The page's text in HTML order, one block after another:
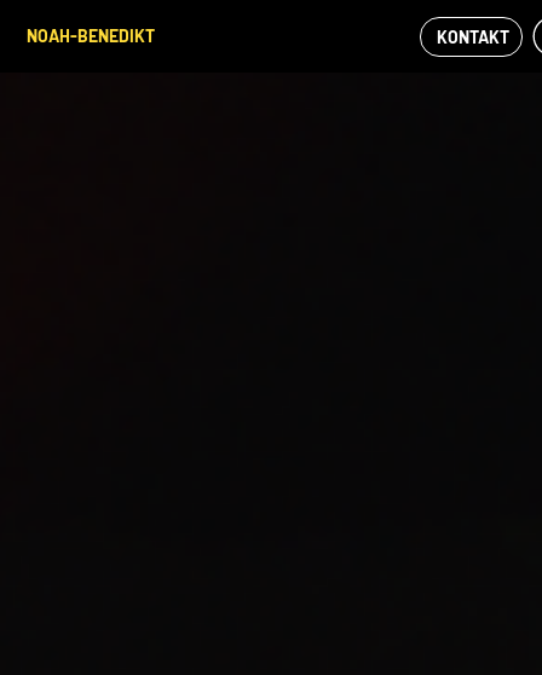
NOAH-BENEDIKT KONTAKT